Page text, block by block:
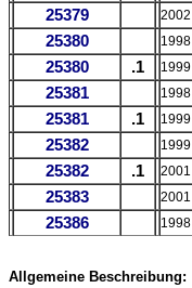
25379 2002
25380 1998
25380 .1 1999
25381 1998
25381 .1 1999
25382 1999
25382 .1 2001
25383 2001
25386 1998
Allgemeine Beschreibung: